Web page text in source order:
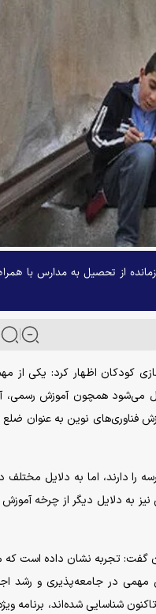
کشور از اجرای برنامه ویژه برای بازگرداندن ۲۸۰۸ دانش‌آموز بازمانده از تحصیل به مدارس
کودکان اظهار کرد: یکی از
می‌شود همچون آموزش رسمی،
فناوری‌های نوین به عنوان ضلع
را دارند، اما به دلایل مختلف
به دلایل دیگر از چرخه
گفت: تجربه نشان داده است که
مهمی در جامعه‌پذیری و رشد
و ۸۰۸ کودک بازمانده از تحصیل که تاکنون شناسایی شده‌اند،